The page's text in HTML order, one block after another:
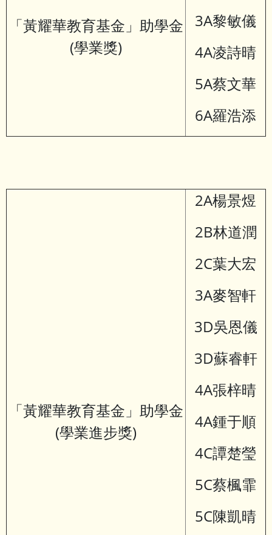
「黃耀華教育基金」助學金
(學業獎)
3A黎敏儀
4A凌詩晴
5A蔡文華
6A羅浩添
「黃耀華教育基金」助學金
(學業進步獎)
2A楊景煜
2B林道潤
2C葉大宏
3A麥智軒
3D吳恩儀
3D蘇睿軒
4A張梓晴
4A鍾于順
4C譚楚瑩
5C蔡楓霏
5C陳凱晴